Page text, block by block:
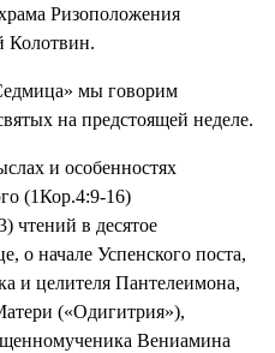
Ризоположения
Колотвин.
мы говорим
на предстоящей неделе.
и особенностях
(1Кор.4:9-16)
чтений в десятое
о начале Успенского поста,
и целителя Пантелеимона,
(«Одигитрия»),
Вениамина